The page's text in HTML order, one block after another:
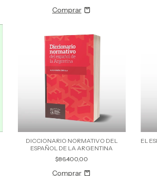
DICCIONARIO NORMATIVO DEL
ESPAÑOL DE LA ARGENTINA
$86.400,00
EL